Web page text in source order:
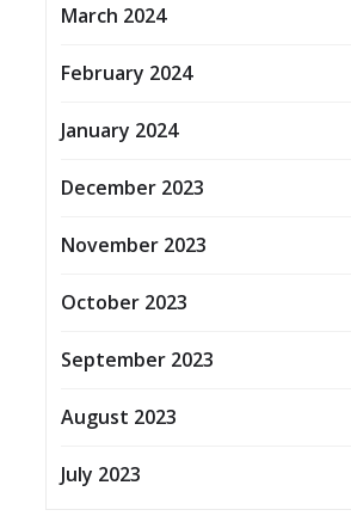
March 2024
February 2024
January 2024
December 2023
November 2023
October 2023
September 2023
August 2023
July 2023